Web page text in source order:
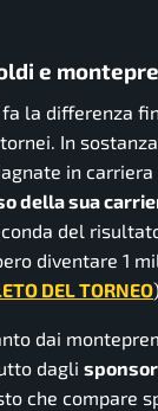
e
la differenza
In
in
della sua
del
diventare 1
DEL TORNEO
dai
dagli sponsor
che compare